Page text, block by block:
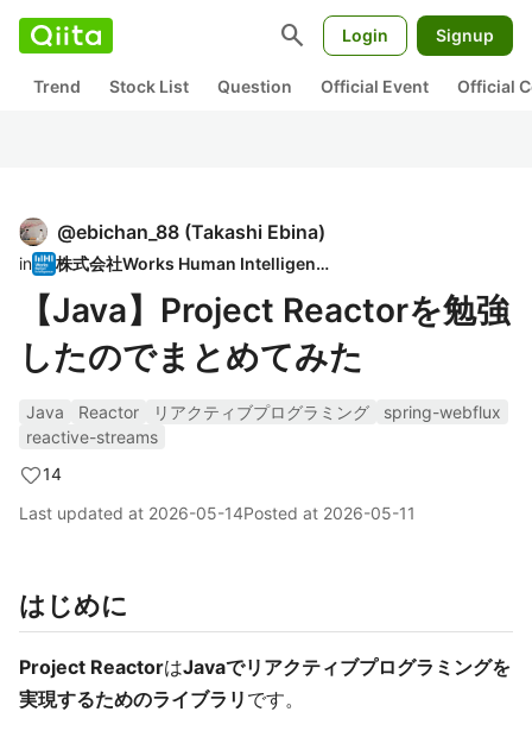
search Login Signup
Trend Stock List Question Official Event Official
@ebichan_88 (Takashi Ebina)
in 株式会社Works Human Intelligence
【Java】Project Reactorを勉強
したのでまとめてみた
Java Reactor リアクティブプログラミング
spring-webflux
reactive-streams
14
Last updated at 2026-05-14Posted at 2026-05-11
はじめに
Project ReactorはJavaでリアクティブプログラミングを
実現するためのライブラリ です。